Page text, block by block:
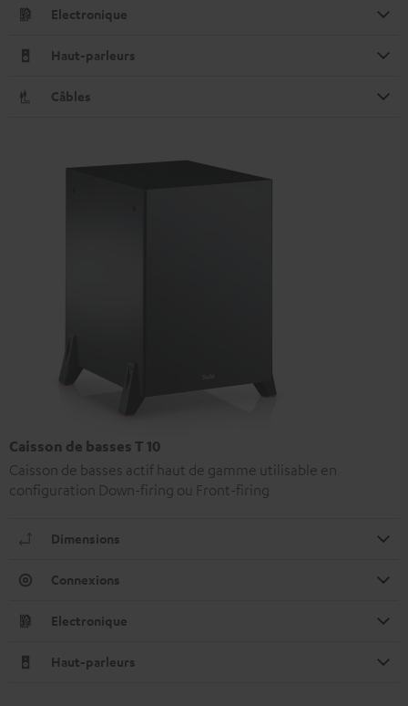
Electronique
Haut-parleurs
Câbles
Caisson de basses T 10
Caisson de basses actif haut de gamme utilisable en
configuration Down-firing ou Front-firing
Dimensions
Connexions
Electronique
Haut-parleurs